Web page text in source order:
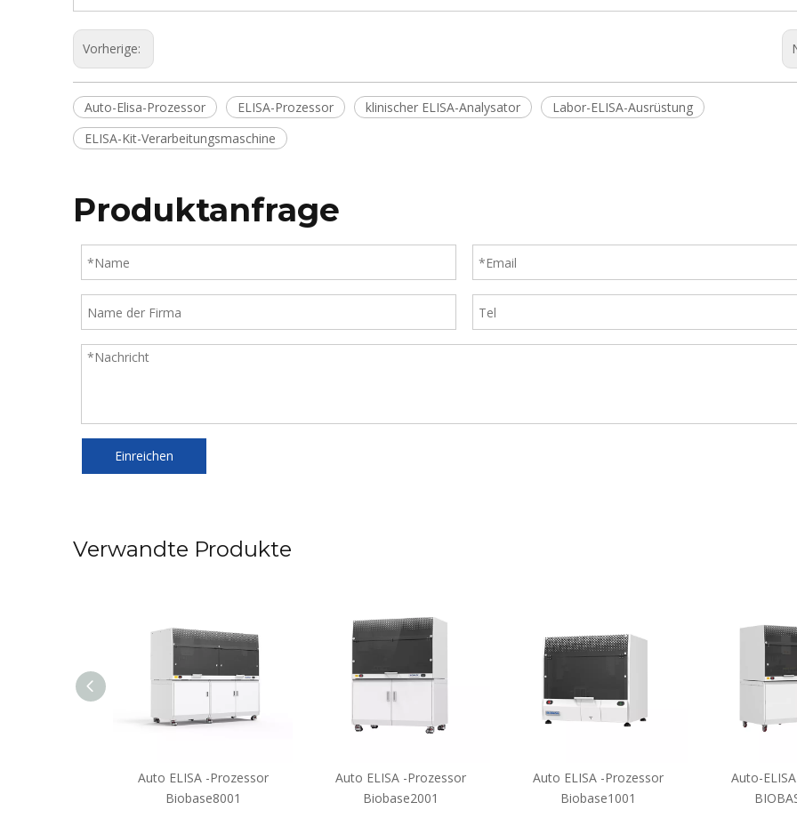
Vorherige:
Auto-Elisa-Prozessor ELISA-Prozessor klinischer ELISA-Analysator
Labor-ELISA-Ausrüstung
ELISA-Kit-Verarbeitungsmaschine
Produktanfrage
Einreichen
Verwandte Produkte
Auto ELISA -Prozessor
Biobase8001
Auto ELISA -Prozessor
Biobase2001
Auto ELISA -Prozessor
Biobase1001
Auto-